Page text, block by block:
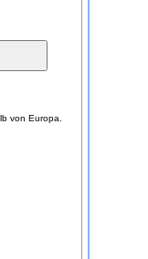
von Europa.